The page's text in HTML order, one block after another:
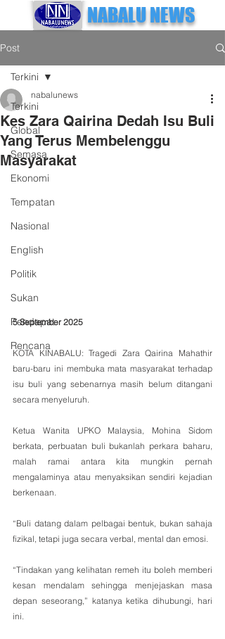
NABALU NEWS
Post
Terkini
Global
Semasa
Ekonomi
Tempatan
Nasional
English
Politik
Sukan
Pendapat
Rencana
Terkini
Kes Zara Qairina Dedah Isu Buli
Yang Terus Membelenggu
Masyarakat
nabalunews
5 September 2025
KOTA KINABALU: Tragedi Zara Qairina Mahathir
baru-baru ini membuka mata masyarakat terhadap
isu buli yang sebenarnya masih belum ditangani
secara menyeluruh.
Ketua Wanita UPKO Malaysia, Mohina Sidom
berkata, perbuatan buli bukanlah perkara baharu,
malah ramai antara kita mungkin pernah
mengalaminya atau menyaksikan sendiri kejadian
berkenaan.
“Buli datang dalam pelbagai bentuk, bukan sahaja
fizikal, tetapi juga secara verbal, mental dan emosi.
“Tindakan yang kelihatan remeh itu boleh memberi
kesan mendalam sehingga menjejaskan masa
depan seseorang,” katanya ketika dihubungi, hari
ini.